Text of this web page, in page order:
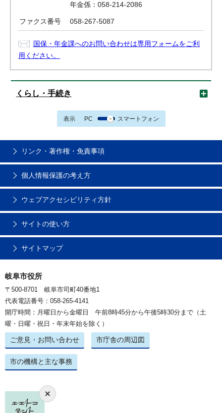
年金係：058-214-2086
ファクス番号 058-267-5087
国保・年金課へのお問い合わせは専用フォームをご利
用ください。
くらし・手続き
表示 PC スマートフォン
リンク・著作権・免責事項
個人情報保護の考え方
ウェブアクセシビリティ方針
サイトの使い方
サイトマップ
岐阜市役所
〒500-8701 岐阜市司町40番地1
代表電話番号：058-265-4141
開庁時間：月曜日から金曜日 午前8時45分から午後5時30分まで（土
曜・日曜・祝日・年末年始を除く）
ご意見・お問い合わせ 市庁舎の周辺図
市の機構と主な事務